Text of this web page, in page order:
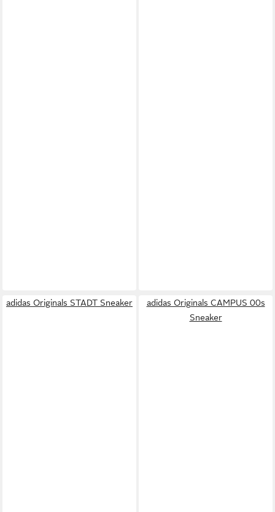
adidas Originals STADT Sneaker
adidas Originals CAMPUS 00s
Sneaker